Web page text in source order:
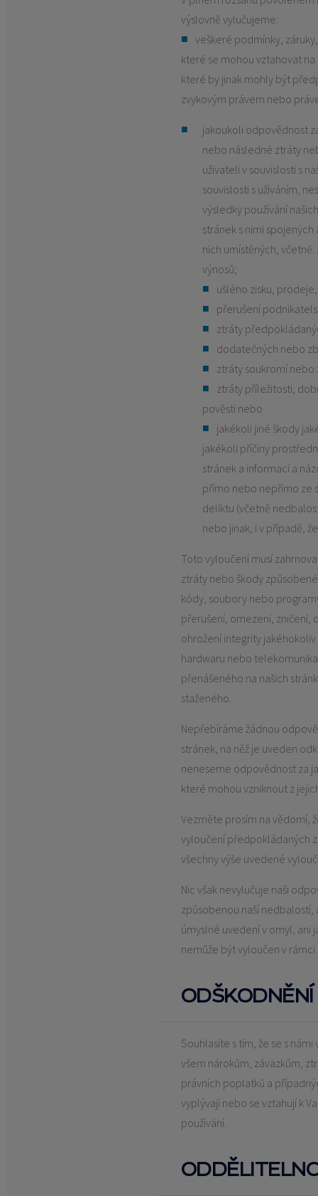
výslovně vylučujeme:
veškeré podmínky,
které se mohou vztahovat
které by jinak mohly být
zvykovým právem nebo
jakoukoli odpovědnost
nebo následné ztráty
uživateli v souvislosti s
souvislosti s užíváním,
výsledky používání
stránek s nimi
nich umístěných,
výnosů;
ušlého zisku,
přerušení
ztráty
dodatečných nebo
ztráty soukromí nebo
ztráty příležitosti,
pověsti nebo
jakékoli jiné škody
jakékoli příčiny
stránek a informací a
přímo nebo nepřímo ze
deliktu (včetně
nebo jinak, i v případě,
Toto vyloučení musí
ztráty nebo škody
kódy, soubory nebo
přerušení, omezení, zničení,
ohrožení integrity
hardwaru nebo
přenášeného na našich
staženého.
Nepřebíráme žádnou
stránek, na něž je uveden
neneseme odpovědnost za
které mohou vzniknout z
Vezměte prosím na vědomí,
vyloučení předpokládaných
všechny výše uvedené
Nic však nevylučuje naši
způsobenou naší nedbalostí,
úmyslné uvedení v omyl, ani
nemůže být vyloučen v
ODŠKODNĚNÍ
Souhlasíte s tím, že se s
všem nárokům, závazkům,
právních poplatků a
vyplývají nebo se vztahují k
používání.